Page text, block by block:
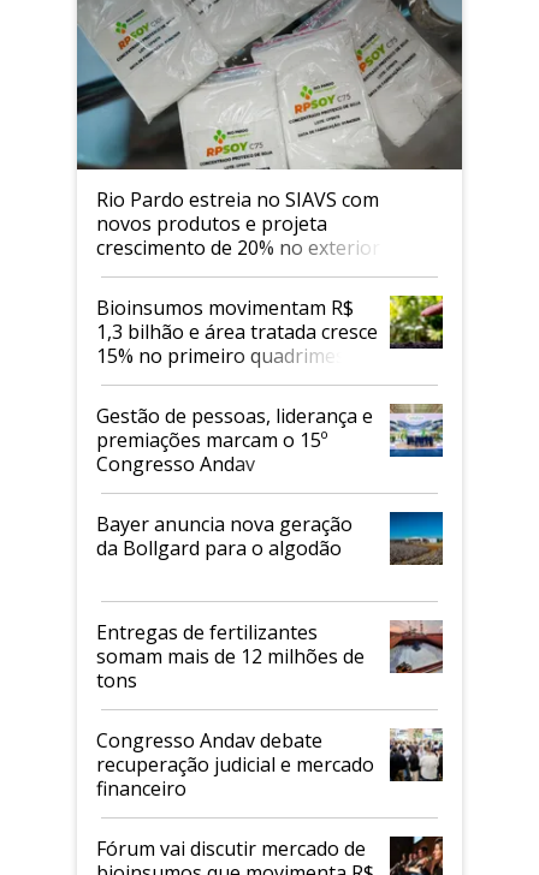
Rio Pardo estreia no SIAVS com
novos produtos e projeta
crescimento de 20% no exterior
Bioinsumos movimentam R$
1,3 bilhão e área tratada cresce
15% no primeiro quadrimestre
de 2026
Gestão de pessoas, liderança e
premiações marcam o 15º
Congresso Andav
Bayer anuncia nova geração
da Bollgard para o algodão
Entregas de fertilizantes
somam mais de 12 milhões de
tons
Congresso Andav debate
recuperação judicial e mercado
financeiro
Fórum vai discutir mercado de